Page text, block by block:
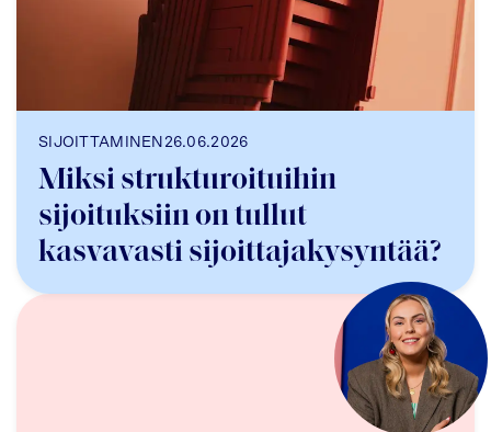
SIJOITTAMINEN 26.06.2026
Miksi strukturoituihin
sijoituksiin on tullut
kasvavasti sijoittajakysyntää?